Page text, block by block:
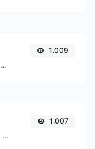
Converta facilmente arquivos de imagem JPG para BMP.
1.009
Converta facilmente arquivos de imagem BMP para WEBP.
1.007